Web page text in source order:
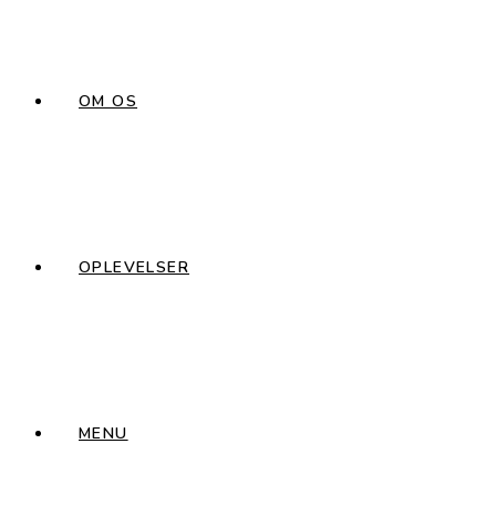
OM OS
OPLEVELSER
MENU